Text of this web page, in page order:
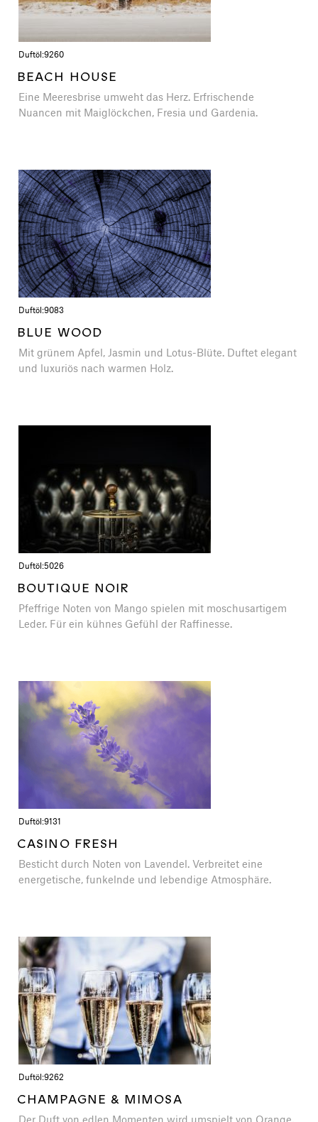
Duftöl:9260
BEACH HOUSE
Eine Meeresbrise umweht das Herz. Erfrischende
Nuancen mit Maiglöckchen, Fresia und Gardenia.
Duftöl:9083
BLUE WOOD
Mit grünem Apfel, Jasmin und Lotus-Blüte. Duftet elegant
und luxuriös nach warmen Holz.
Duftöl:5026
BOUTIQUE NOIR
Pfeffrige Noten von Mango spielen mit moschusartigem
Leder. Für ein kühnes Gefühl der Raffinesse.
Duftöl:9131
CASINO FRESH
Besticht durch Noten von Lavendel. Verbreitet eine
energetische, funkelnde und lebendige Atmosphäre.
Duftöl:9262
CHAMPAGNE & MIMOSA
Der Duft von edlen Momenten wird umspielt von Orange,